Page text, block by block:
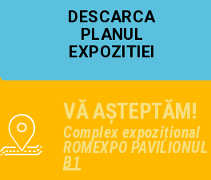
DESCARCA
PLANUL
EXPOZITIEI
VĂ AȘTEPTĂM!
Complex expozițional
ROMEXPO PAVILIONUL
B1